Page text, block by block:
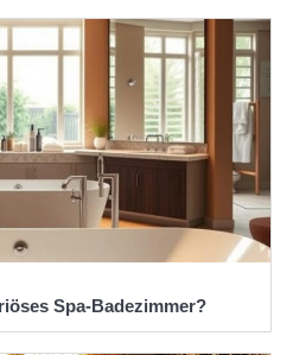
Spa-Badezimmer?